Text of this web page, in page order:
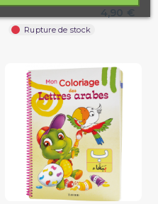
4,90 €
Rupture de stock